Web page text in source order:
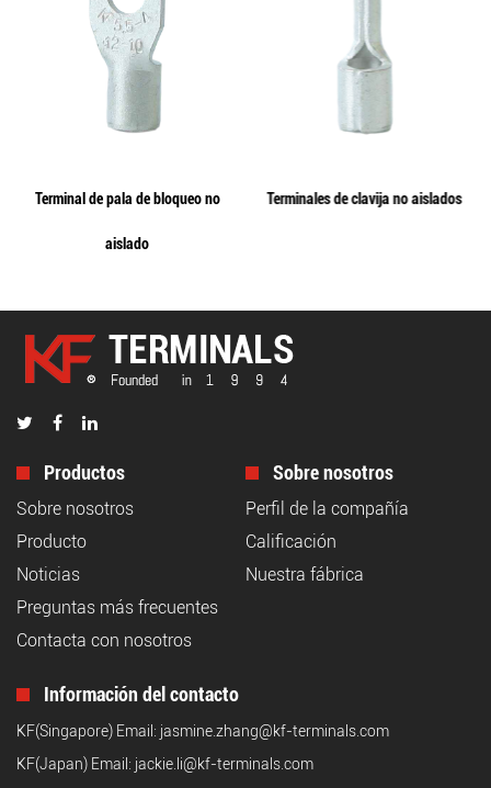
Terminal de pala de bloqueo no
aislado
Terminales de clavija no aislados
Productos
Sobre nosotros
Producto
Noticias
Preguntas más frecuentes
Contacta con nosotros
Sobre nosotros
Perfil de la compañía
Calificación
Nuestra fábrica
Información del contacto
KF(Singapore) Email: jasmine.zhang@kf-terminals.com
KF(Japan) Email: jackie.li@kf-terminals.com